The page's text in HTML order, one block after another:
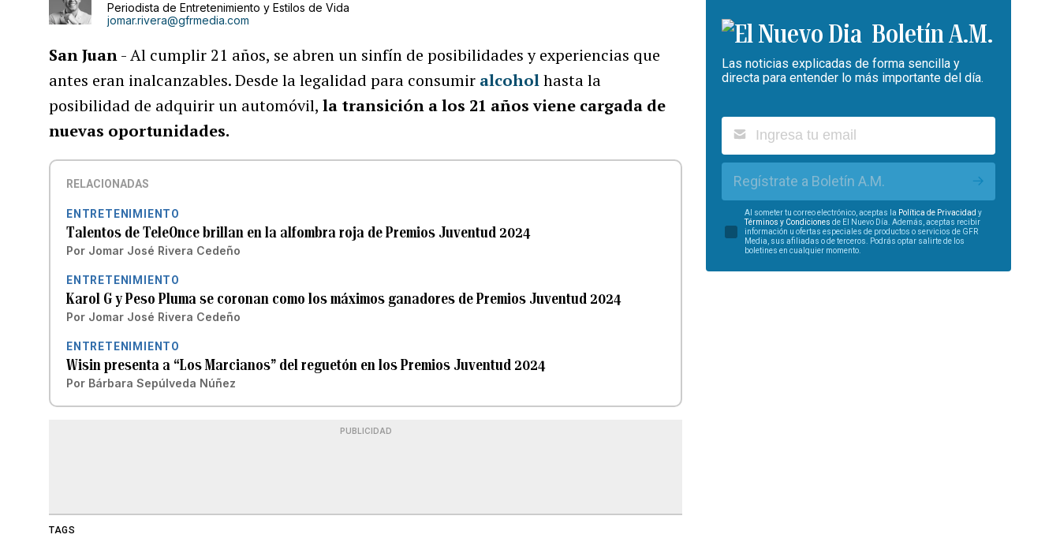
Periodista de Entretenimiento y Estilos de Vida
jomar.rivera@gfrmedia.com
San Juan- Al cumplir 21 años, se abren un sinfín de posibilidades y experiencias que
antes eran inalcanzables. Desde la legalidad para consumir alcoholhasta la
posibilidad de adquirir un automóvil,la transición a los 21 años viene cargada de
nuevas oportunidades.
RELACIONADAS
ENTRETENIMIENTO
Talentos de TeleOnce brillan en la alfombra roja de Premios Juventud 2024
Por Jomar José Rivera Cedeño
ENTRETENIMIENTO
Karol G y Peso Pluma se coronan como los máximos ganadores de Premios Juventud 2024
Por Jomar José Rivera Cedeño
ENTRETENIMIENTO
Wisin presenta a “Los Marcianos” del reguetón en los Premios Juventud 2024
Por Bárbara Sepúlveda Núñez
PUBLICIDAD
TAGS
Boletín A.M.
Las noticias explicadas de forma sencilla y
directa para entender lo más importante del día.
Regístrate a Boletín A.M.
Al someter tu correo electrónico, aceptas la Política de Privacidad y
Términos y Condiciones de El Nuevo Día. Además, aceptas recibir
información u ofertas especiales de productos o servicios de GFR
Media, sus afiliadas o de terceros. Podrás optar salirte de los
boletines en cualquier momento.